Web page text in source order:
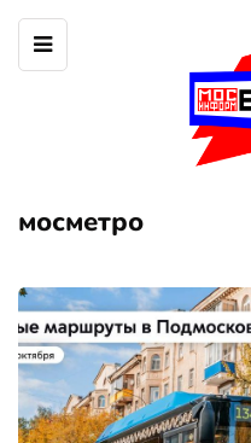
мосметро